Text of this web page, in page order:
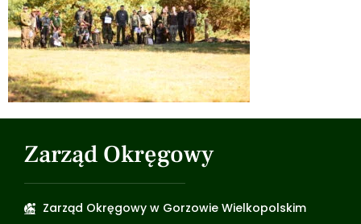
Zarząd Okręgowy
Zarząd Okręgowy w Gorzowie Wielkopolskim